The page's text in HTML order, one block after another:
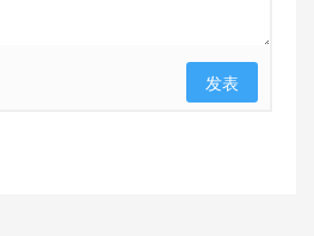
发表